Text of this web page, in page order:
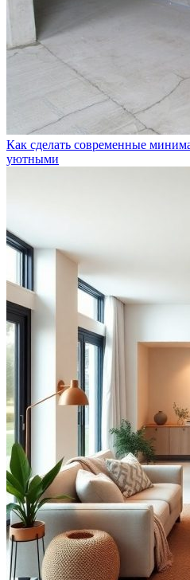
Как сделать современные
уютными